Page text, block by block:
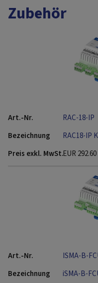
Zubehör
RAC-18-IP
RAC18-IP
EUR 292.60
ISMA-B-
iSMA-B-